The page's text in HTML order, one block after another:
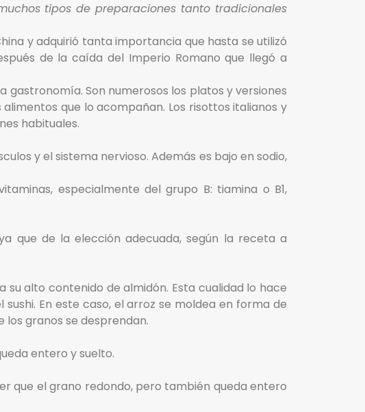
tipos de preparaciones tanto tradicionales
y adquirió tanta importancia que hasta se utilizó
de la caída del Imperio Romano que llegó a
Son numerosos los platos y versiones
que lo acompañan. Los risottos italianos y
habituales.
y el sistema nervioso. Además es bajo en sodio,
especialmente del grupo B: tiamina o B1,
que de la elección adecuada, según la receta a
alto contenido de almidón. Esta cualidad lo hace
En este caso, el arroz se moldea en forma de
los granos se desprendan.
entero y suelto.
que el grano redondo, pero también queda entero